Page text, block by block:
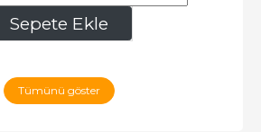
Sepete Ekle
181,30
Tümünü göster